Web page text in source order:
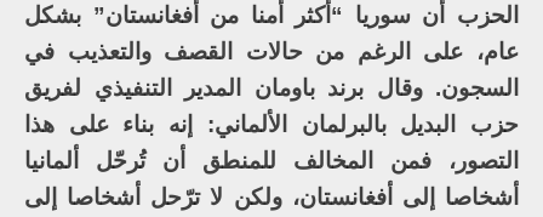
الحزب أن سوريا “أكثر أمنا من أفغانستان” بشكل
عام، على الرغم من حالات القصف والتعذيب في
السجون. وقال برند باومان المدير التنفيذي لفريق
حزب البديل بالبرلمان الألماني: إنه بناء على هذا
التصور، فمن المخالف للمنطق أن تُرحّل ألمانيا
أشخاصا إلى أفغانستان، ولكن لا ترّحل أشخاصا إلى